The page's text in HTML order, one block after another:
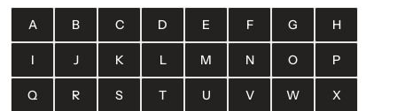
A B C D E F G H
I J K L M N O P
Q R S T U V W X